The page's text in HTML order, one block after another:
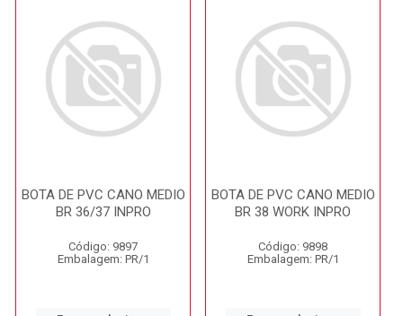
BOTA DE PVC CANO MEDIO
BR 36/37 INPRO
Código: 9897
Embalagem: PR/1
BOTA DE PVC CANO MEDIO
BR 38 WORK INPRO
Código: 9898
Embalagem: PR/1